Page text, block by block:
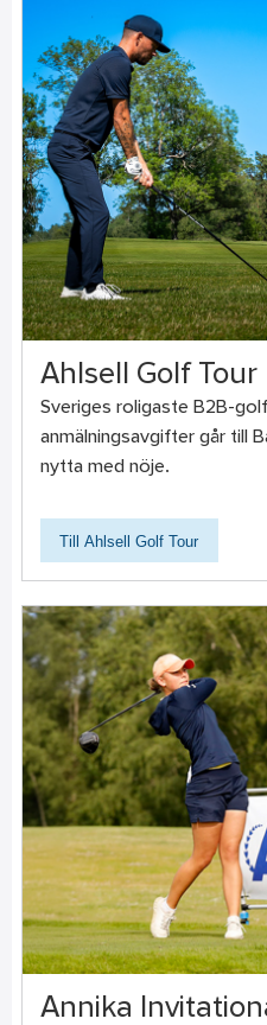
Ahlsell Golf Tour
Sveriges roligaste B2B-
anmälningsavgifter går till
nytta med nöje.
Till Ahlsell Golf Tour
Annika